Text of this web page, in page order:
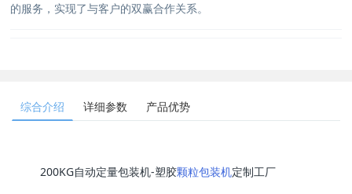
的服务，实现了与客户的双赢合作关系。
综合介绍 详细参数 产品优势
200KG自动定量包装机-塑胶颗粒包装机定制工厂